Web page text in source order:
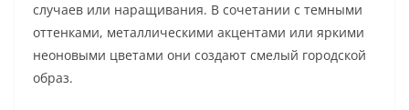
случаев или наращивания. В сочетании с темными
оттенками, металлическими акцентами или яркими
неоновыми цветами они создают смелый городской
образ.